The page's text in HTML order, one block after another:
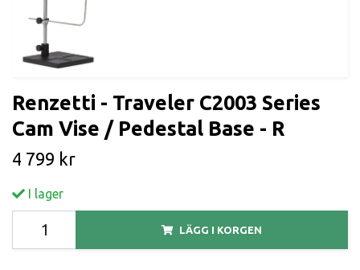
Renzetti - Traveler C2003 Series
Cam Vise / Pedestal Base - R
4 799 kr
I lager
LÄGG I KORGEN